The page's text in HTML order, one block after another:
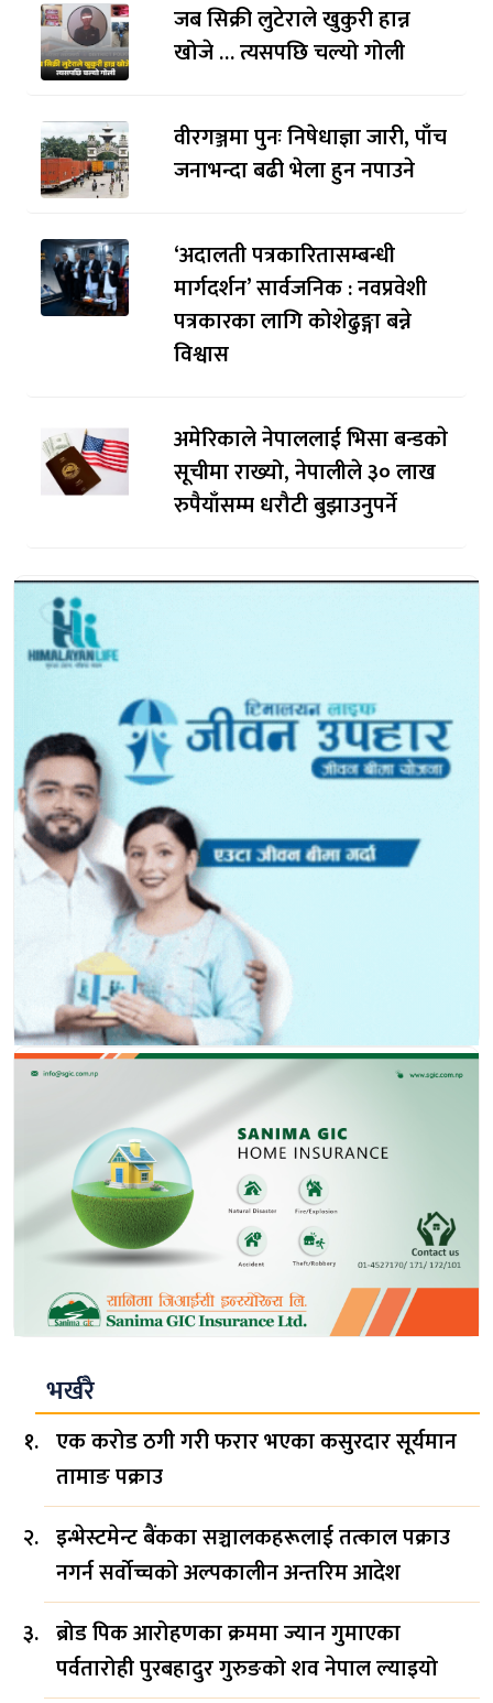
जब सिक्री लुटेराले खुकुरी हान्न
खोजे … त्यसपछि चल्यो गोली
वीरगञ्जमा पुनः निषेधाज्ञा जारी, पाँच
जनाभन्दा बढी भेला हुन नपाउने
‘अदालती पत्रकारितासम्बन्धी
मार्गदर्शन’ सार्वजनिक : नवप्रवेशी
पत्रकारका लागि कोशेढुङ्गा बन्ने
विश्वास
अमेरिकाले नेपाललाई भिसा बन्डकाे
सूचीमा राख्यो, नेपालीले ३० लाख
रुपैयाँसम्म धरौटी बुझाउनुपर्ने
भर्खरै
एक करोड ठगी गरी फरार भएका कसुरदार सूर्यमान
तामाङ पक्राउ
इन्भेस्टमेन्ट बैंकका सञ्चालकहरूलाई तत्काल पक्राउ
नगर्न सर्वोच्चको अल्पकालीन अन्तरिम आदेश
ब्रोड पिक आरोहणका क्रममा ज्यान गुमाएका
पर्वतारोही पुरबहादुर गुरुङको शव नेपाल ल्याइयो